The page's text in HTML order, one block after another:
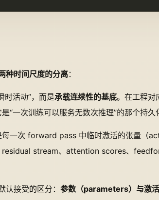
种时间尺度的分离：
活动”，而是承载连续性的基底。在工程对
一次训练可以服务无数次推理”的那个持久
每一次 forward pass 中临时激活的张量（
residual stream、attention scores、
接受的区分： 参数（parameters）与激